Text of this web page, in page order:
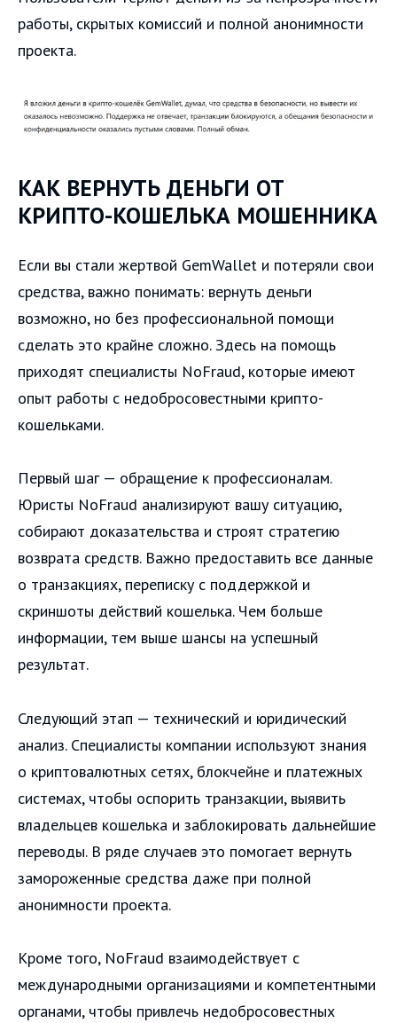
работы, скрытых комиссий и полной анонимности
проекта.
КАК ВЕРНУТЬ ДЕНЬГИ ОТ
КРИПТО-КОШЕЛЬКА МОШЕННИКА
Если вы стали жертвой GemWallet и потеряли свои
средства, важно понимать: вернуть деньги
возможно, но без профессиональной помощи
сделать это крайне сложно. Здесь на помощь
приходят специалисты NoFraud, которые имеют
опыт работы с недобросовестными крипто-
кошельками.
Первый шаг — обращение к профессионалам.
Юристы NoFraud анализируют вашу ситуацию,
собирают доказательства и строят стратегию
возврата средств. Важно предоставить все данные
о транзакциях, переписку с поддержкой и
скриншоты действий кошелька. Чем больше
информации, тем выше шансы на успешный
результат.
Следующий этап — технический и юридический
анализ. Специалисты компании используют знания
о криптовалютных сетях, блокчейне и платежных
системах, чтобы оспорить транзакции, выявить
владельцев кошелька и заблокировать дальнейшие
переводы. В ряде случаев это помогает вернуть
замороженные средства даже при полной
анонимности проекта.
Кроме того, NoFraud взаимодействует с
международными организациями и компетентными
органами, чтобы привлечь недобросовестных